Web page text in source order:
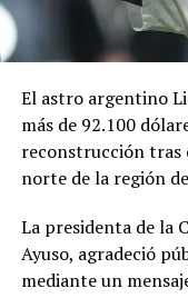
décadas, hasta que
realización, con Jim
Comparte esto:
Facebook
Me gusta esto:
El astro argentino
más de 92.100
reconstrucción tras
norte de la región
La presidenta de la
Ayuso, agradeció
mediante un